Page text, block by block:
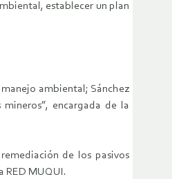
establecer un plan
ambiental; Sánchez
encargada de la
de los pasivos
RED MUQUI.